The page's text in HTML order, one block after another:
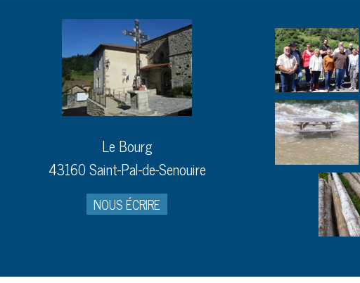
Le Bourg
43160 Saint-Pal-de-Senouire
NOUS ÉCRIRE